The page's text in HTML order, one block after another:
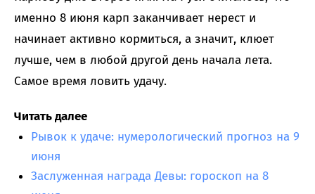
именно 8 июня карп заканчивает нерест и
начинает активно кормиться, а значит, клюет
лучше, чем в любой другой день начала лета.
Самое время ловить удачу.
Читать далее
Рывок к удаче: нумерологический прогноз на 9
июня
Заслуженная награда Девы: гороскоп на 8